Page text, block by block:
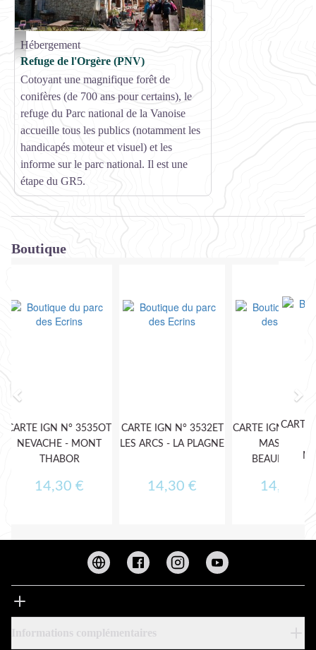
Refuge de l'Orgère à Villarodin-Bourget - PNV
Hébergement
Refuge de l'Orgère (PNV)
Cotoyant une magnifique forêt de
conifères (de 700 ans pour certains), le
refuge du Parc national de la Vanoise
accueille tous les publics (notamment les
handicapés moteur et visuel) et les
informe sur le parc national. Il est une
étape du GR5.
Boutique
Informations complémentaires